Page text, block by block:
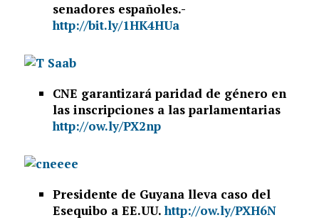
senadores españoles.-
http://bit.ly/1HK4HUa
CNE garantizará paridad de género en
las inscripciones a las parlamentarias
http://ow.ly/PX2np
Presidente de Guyana lleva caso del
Esequibo a EE.UU.http://ow.ly/PXH6N